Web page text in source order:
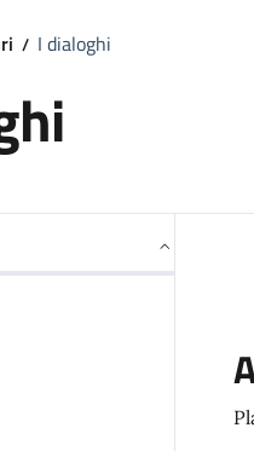
I dialoghi